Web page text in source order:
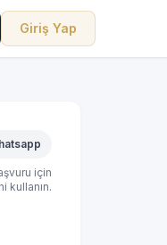
Giriş Yap
için
kullanın.